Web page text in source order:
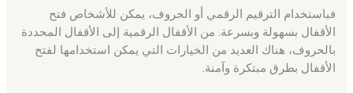
فباستخدام الترقيم الرقمي أو الحروف، يمكن للأشخاص فتح
الأقفال بسهولة وبسرعة. من الأقفال الرقمية إلى الأقفال المحددة
بالحروف، هناك العديد من الخيارات التي يمكن استخدامها لفتح
الأقفال بطرق مبتكرة وآمنة.